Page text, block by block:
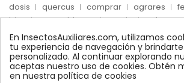
dosis quercus comprar agrares
trips
mosca blanca precio palmera
Econex
control amblyseius araña
max
nido encinas alcornoques
xilemax
foresta monitoreo ynject
bioline
robles conectores
ecologico
En InsectosAuxiliares.com, utilizamos
tu experiencia de navegación y
personalizado. Al continuar explorando
aceptas nuestro uso de cookies. Obtén
en nuestra política de cookies